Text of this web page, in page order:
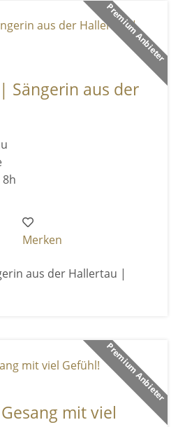
Premium Anbieter
Sängerin aus der
Merken
aus der Hallertau |
Premium Anbieter
mit viel